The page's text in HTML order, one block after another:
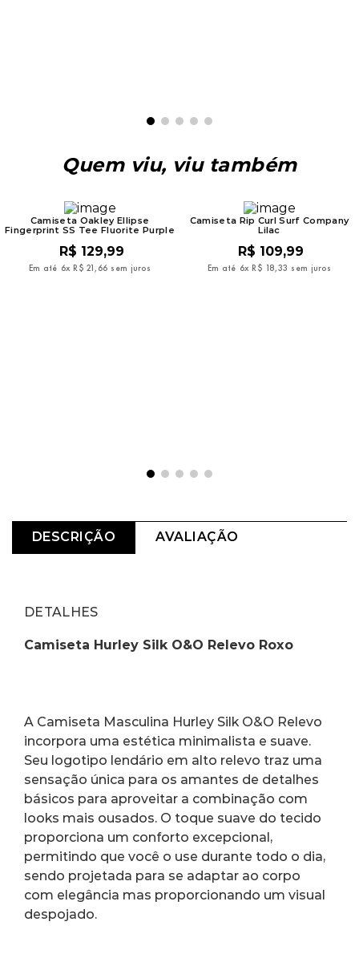
Quem viu, viu também
Camiseta Oakley Ellipse
Fingerprint SS Tee Fluorite Purple
R$ 129,99
Em até 6x R$ 21 , 66 sem juros
Camiseta Rip Curl Surf Company
Lilac
R$ 109,99
Em até 6x R$ 18,33 sem juros
DESCRIÇÃO AVALIAÇÃO
DETALHES
Camiseta Hurley Silk O&O Relevo Roxo
A Camiseta Masculina Hurley Silk O&O Relevo
incorpora uma estética minimalista e suave.
Seu logotipo lendário em alto relevo traz uma
sensação única para os amantes de detalhes
básicos para aproveitar a combinação com
looks mais ousados. O toque suave do tecido
proporciona um conforto excepcional,
permitindo que você o use durante todo o dia,
sendo projetada para se adaptar ao corpo
com elegância mas proporcionando um visual
despojado.